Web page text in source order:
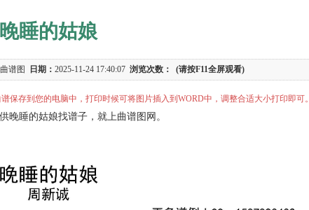
晚睡的姑娘
曲谱图 日期： 2025-11-24 17:40:07 浏览次数： (请按F11全屏观看)
保存到您的电脑中，打印时候可将图片插入到WORD中，调整合适大小打印即可。
晚睡的姑娘找谱子，就上曲谱图网。